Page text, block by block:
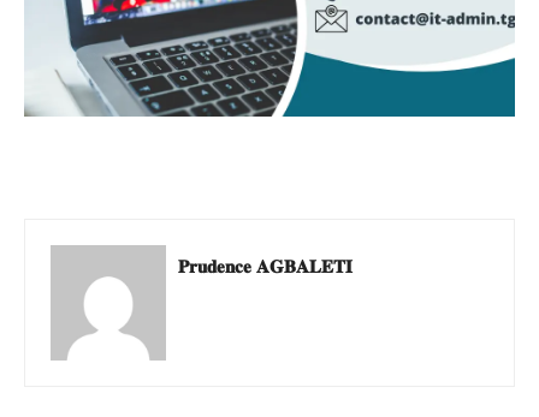
𝐏𝐫𝐮𝐝𝐞𝐧𝐜𝐞 𝐀𝐆𝐁𝐀𝐋𝐄𝐓𝐈